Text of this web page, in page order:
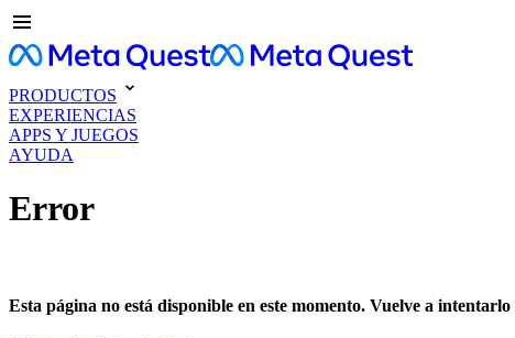
PRODUCTOS
EXPERIENCIAS
APPS Y JUEGOS
AYUDA
Error
Esta página no está disponible en este momento. Vuelve a